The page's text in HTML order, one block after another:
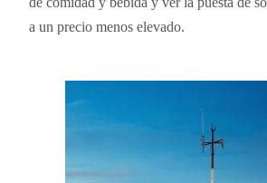
a un precio menos elevado.